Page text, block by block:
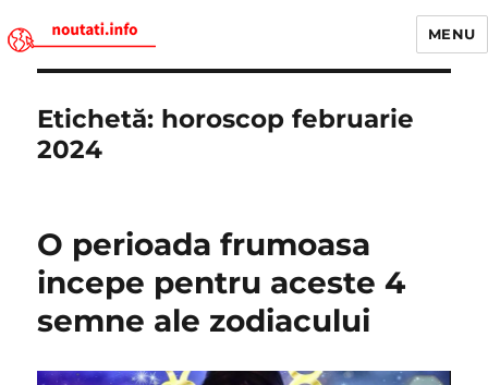
MENU
Etichetă: horoscop februarie
2024
O perioada frumoasa
incepe pentru aceste 4
semne ale zodiacului